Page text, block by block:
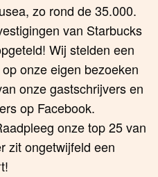
zo rond de 35.000.
van Starbucks
Wij stelden een
onze eigen bezoeken
onze gastschrijvers en
op Facebook.
onze top 25 van
zit ongetwijfeld een